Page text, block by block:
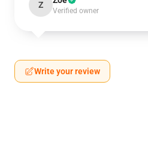
Z
Verified owner
Write your review